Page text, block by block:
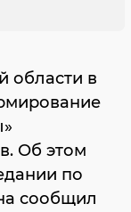
области в
Об этом
по
сообщил